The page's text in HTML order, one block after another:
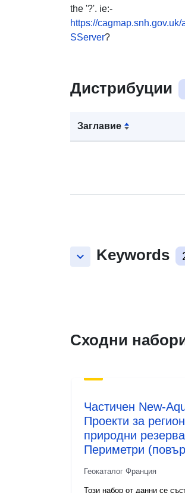
the '?'. ie:-
https://
SServer?
Дистрибуции
Заглавие
keyboard_arrow_down Keywords
Сходни
Частичен New-
Проекти за
природни
Периметри
Геокаталог Франция
Този набор от данни се